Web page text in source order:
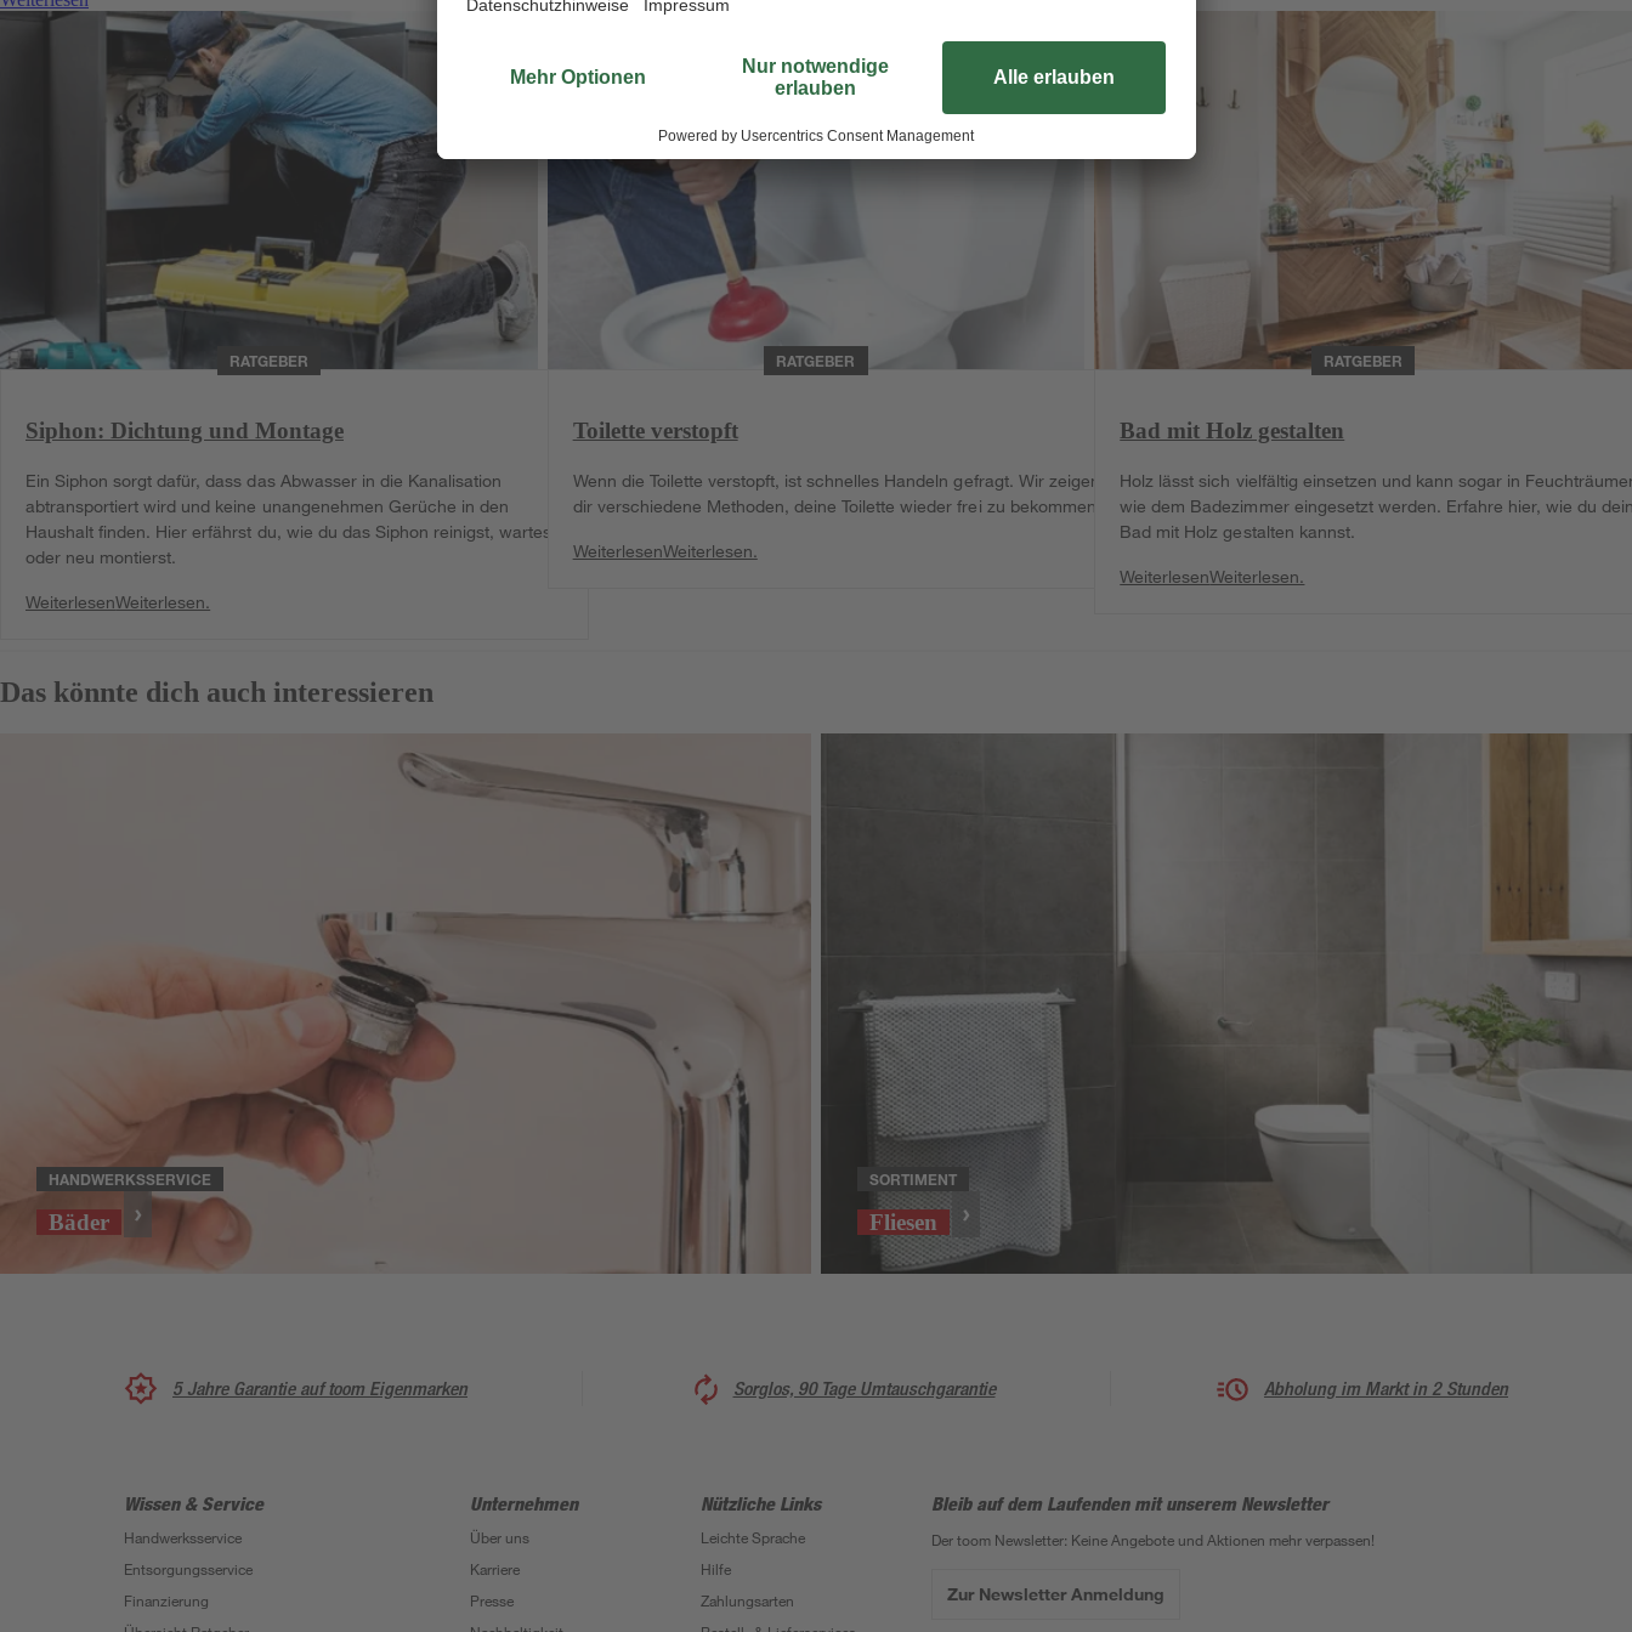
RATGEBER
Siphon: Dichtung und Montage
Ein Siphon sorgt dafür, dass das Abwasser in die Kanalisation
abtransportiert wird und keine unangenehmen Gerüche in den
Haushalt finden. Hier erfährst du, wie du das Siphon reinigst, wartest
oder neu montierst.
WeiterlesenWeiterlesen.
RATGEBER
Toilette verstopft
Wenn die Toilette verstopft, ist schnelles Handeln gefragt. Wir zeigen
dir verschiedene Methoden, deine Toilette wieder frei zu bekommen.
WeiterlesenWeiterlesen.
RATGEBER
Bad mit Holz gestalten
Holz lässt sich vielfältig einsetzen und kann sogar in
wie dem Badezimmer eingesetzt werden. Erfahre hier, wie du
Bad mit Holz gestalten kannst.
WeiterlesenWeiterlesen.
Das könnte dich auch interessieren
HANDWERKSSERVICE
Bäder
SORTIMENT
Fliesen
5 Jahre Garantie auf toom Eigenmarken Sorglos, 90 Tage Umtauschgarantie Abholung im Markt in 2 Stunden
Wissen & Service
Handwerksservice
Entsorgungsservice
Finanzierung
Unternehmen
Über uns
Karriere
Presse
Nützliche Links
Leichte Sprache
Hilfe
Zahlungsarten
Bleib auf dem Laufenden mit unserem Newsletter
Der toom Newsletter: Keine Angebote und Aktionen mehr verpassen!
Zur Newsletter Anmeldung